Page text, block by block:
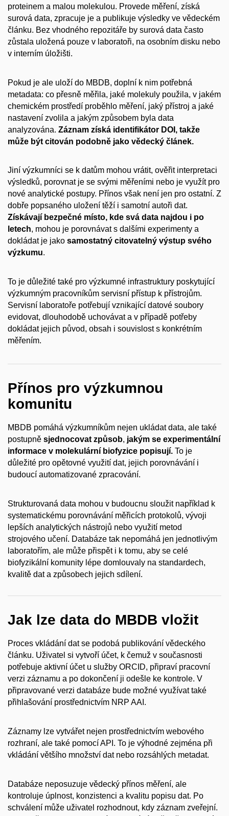
proteinem a malou molekulou. Provede měření, získá
surová data, zpracuje je a publikuje výsledky ve vědeckém
článku. Bez vhodného repozitáře by surová data často
zůstala uložená pouze v laboratoři, na osobním disku nebo
v interním úložišti.
Pokud je ale uloží do MBDB, doplní k nim potřebná
metadata: co přesně měřila, jaké molekuly použila, v jakém
chemickém prostředí proběhlo měření, jaký přístroj a jaké
nastavení zvolila a jakým způsobem byla data
analyzována. Záznam získá identifikátor DOI, takže
může být citován podobně jako vědecký článek.
Jiní výzkumníci se k datům mohou vrátit, ověřit interpretaci
výsledků, porovnat je se svými měřeními nebo je využít pro
nové analytické postupy. Přínos však není jen pro ostatní. Z
dobře popsaného uložení těží i samotní autoři dat.
Získávají bezpečné místo, kde svá data najdou i po
letech, mohou je porovnávat s dalšími experimenty a
dokládat je jako samostatný citovatelný výstup svého
výzkumu.
To je důležité také pro výzkumné infrastruktury poskytující
výzkumným pracovníkům servisní přístup k přístrojům.
Servisní laboratoře potřebují vznikající datové soubory
evidovat, dlouhodobě uchovávat a v případě potřeby
dokládat jejich původ, obsah i souvislost s konkrétním
měřením.
Přínos pro výzkumnou
komunitu
MBDB pomáhá výzkumníkům nejen ukládat data, ale také
postupně sjednocovat způsob, jakým se experimentální
informace v molekulární biofyzice popisují. To je
důležité pro opětovné využití dat, jejich porovnávání i
budoucí automatizované zpracování.
Strukturovaná data mohou v budoucnu sloužit například k
systematickému porovnávání měřicích protokolů, vývoji
lepších analytických nástrojů nebo využití metod
strojového učení. Databáze tak nepomáhá jen jednotlivým
laboratořím, ale může přispět i k tomu, aby se celé
biofyzikální komunity lépe domlouvaly na standardech,
kvalitě dat a způsobech jejich sdílení.
Jak lze data do MBDB vložit
Proces vkládání dat se podobá publikování vědeckého
článku. Uživatel si vytvoří účet, k čemuž v současnosti
potřebuje aktivní účet u služby ORCID, připraví pracovní
verzi záznamu a po dokončení ji odešle ke kontrole. V
připravované verzi databáze bude možné využívat také
přihlašování prostřednictvím NRP AAI.
Záznamy lze vytvářet nejen prostřednictvím webového
rozhraní, ale také pomocí API. To je výhodné zejména při
vkládání většího množství dat nebo rozsáhlých metadat.
Databáze neposuzuje vědecký přínos měření, ale
kontroluje úplnost, konzistenci a kvalitu popisu dat. Po
schválení může uživatel rozhodnout, kdy záznam zveřejní.